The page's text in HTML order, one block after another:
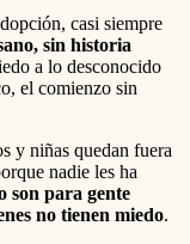
casi siempre
sin historia
a lo desconocido
el comienzo sin
y niñas quedan fuera
nadie les ha
son para gente
no tienen miedo.